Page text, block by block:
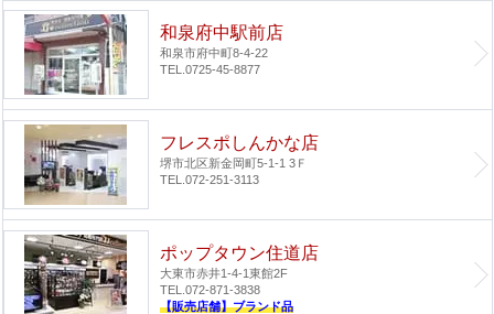
和泉府中駅前店
和泉市府中町8-4-22
TEL.0725-45-8877
フレスポしんかな店
堺市北区新金岡町5-1-1 3Ｆ
TEL.072-251-3113
ポップタウン住道店
大東市赤井1-4-1東館2F
TEL.072-871-3838
【販売店舗】ブランド品